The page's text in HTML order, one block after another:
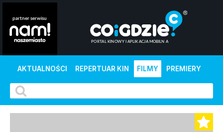
AKTUALNOŚCI REPERTUAR KIN FILMY PREMIERY